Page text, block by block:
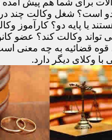
برای شما هم پیش آمده
دو است؟ شغل وکالت چند
هستند یا پایه دو؟
تواند وکالت کند؟ عضو
قوه قضائیه به چه معنی
وکلای دیگر دارد.